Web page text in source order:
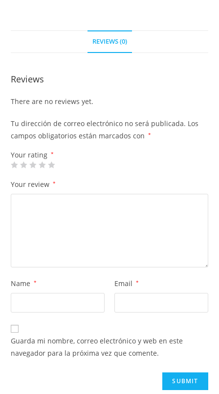
REVIEWS (0)
Reviews
There are no reviews yet.
Tu dirección de correo electrónico no será publicada. Los
campos obligatorios están marcados con
*
Your rating *
Your review *
Name * Email *
Guarda mi nombre, correo electrónico y web en este
navegador para la próxima vez que comente.